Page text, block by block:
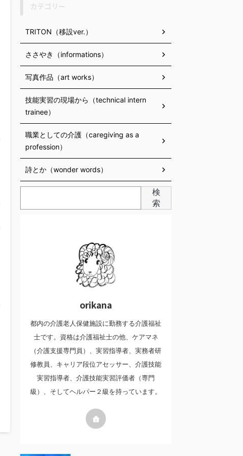
TRITON（移設ver.）
ささやき（informations）
写真作品（art works）
技能実習の現場から（technical intern
trainee）
職業としての介護（caregiving as a
profession）
詩とか（wonder words）
検
索
orikana
都内の介護老人保健施設に勤務する介護福祉
士です。資格は介護福祉士の他、ケアマネ
（介護支援専門員）、実習指導者、実務者研
修教員、キャリア段位アセッサー、介護技能
実習指導者、介護技能実習評価者（専門
級）、そしてヘルパー２級を持っています。